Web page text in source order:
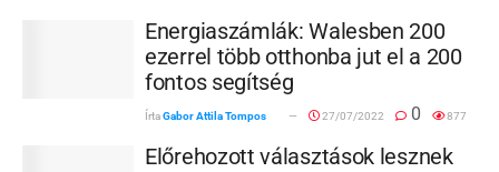
Energiaszámlák: Walesben 200
ezerrel több otthonba jut el a 200
fontos segítség
ÍrtaGabor Attila Tompos 27/07/2022 0 877
Előrehozott választások lesznek